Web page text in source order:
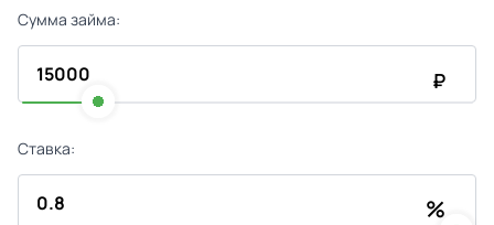
Сумма займа:
₽
Ставка:
%